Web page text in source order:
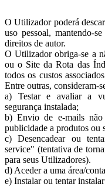
O Utilizador poderá
uso pessoal, mantendo-
direitos de autor.
O Utilizador obriga-se a
ou o Site da Rota das
todos os custos
Entre outras, consideram-
a) Testar e avaliar a
segurança instalada;
b) Envio de e-mails não
publicidade a produtos ou
c) Desencadear ou
service" (tentativa de
para seus Utilizadores).
d) Aceder a uma área/
e) Instalar ou tentar